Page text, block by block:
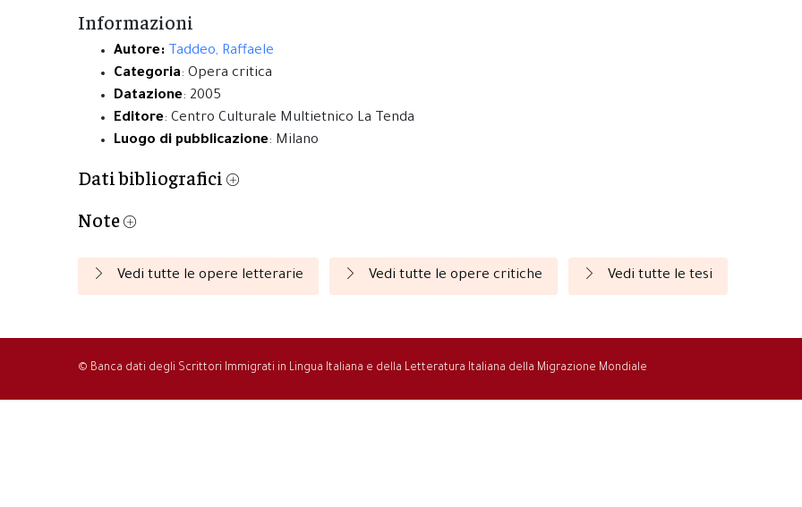
Informazioni
Autore: Taddeo, Raffaele
Categoria: Opera critica
Datazione: 2005
Editore: Centro Culturale Multietnico La Tenda
Luogo di pubblicazione: Milano
Dati bibliografici
Note
Vedi tutte le opere letterarie Vedi tutte le opere critiche Vedi tutte le tesi
© Banca dati degli Scrittori Immigrati in Lingua Italiana e della Letteratura Italiana della Migrazione Mondiale